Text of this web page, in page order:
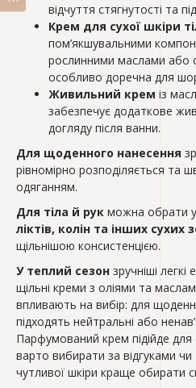
відчуття стягнутості та
Крем для сухої шкіри
пом’якшувальними
рослинними маслами або
особливо доречна для
Живильний крем із
забезпечує додаткове
догляду після ванни.
Для щоденного нанесення
рівномірно розподіляється та
одяганням.
Для тіла й рук можна обрати
ліктів, колін та інших сухих
щільнішою консистенцією.
У теплий сезон зручніші легкі
щільні креми з оліями та
впливають на вибір: для
підходять нейтральні або
Парфумований крем підійде
варто вибирати за відгуками
чутливої шкіри краще обирати